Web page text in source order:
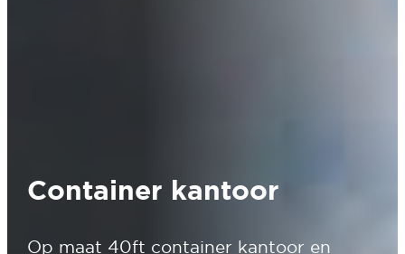
Container kantoor
Op maat 40ft container kantoor en